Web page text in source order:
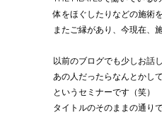
体をほぐしたりなどの施術
またご縁があり、今現在、
以前のブログでも少しお話
あの人だったらなんとかし
というセミナーです（笑）
タイトルのそのままの通り